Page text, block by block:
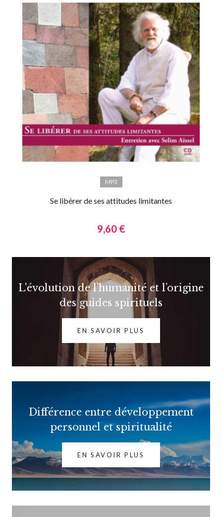
MP3
Se libérer de ses attitudes limitantes
9,60 €
L'évolution de l’humanité et l’origine
des guides spirituels
EN SAVOIR PLUS
Différence entre développement
personnel et spiritualité
EN SAVOIR PLUS